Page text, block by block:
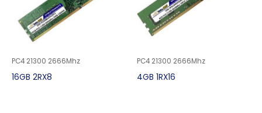
PC4 21300 2666Mhz
16GB 2RX8
PC4 21300 2666Mhz
4GB 1RX16